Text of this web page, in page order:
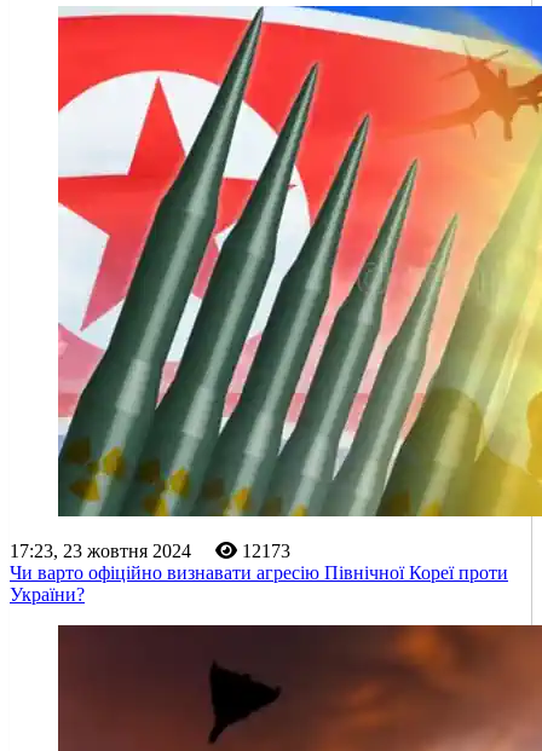
17:23, 23 жовтня 2024
12173
Чи варто офіційно визнавати агресію Північної Кореї проти
України?